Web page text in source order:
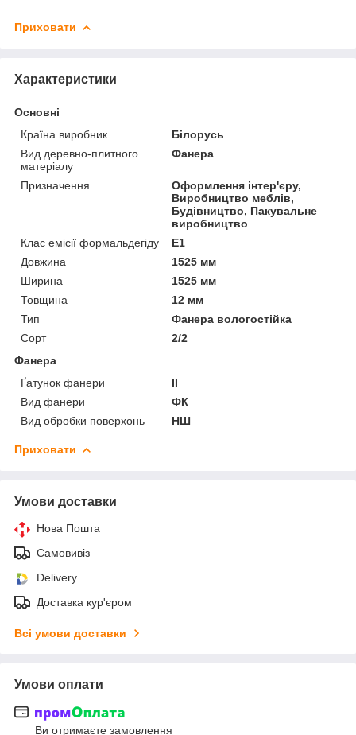
Приховати
Характеристики
Основні
Країна виробник
Білорусь
Вид деревно-плитного
матеріалу
Фанера
Призначення
Оформлення інтер'єру,
Виробництво меблів,
Будівництво, Пакувальне
виробництво
Клас емісії формальдегіду
Е1
Довжина
1525 мм
Ширина
1525 мм
Товщина
12 мм
Тип
Фанера вологостійка
Сорт
2/2
Фанера
Ґатунок фанери
II
Вид фанери
ФК
Вид обробки поверхонь
НШ
Приховати
Умови доставки
Нова Пошта
Самовивіз
Delivery
Доставка кур'єром
Всі умови доставки
Умови оплати
Ви отримаєте замовлення